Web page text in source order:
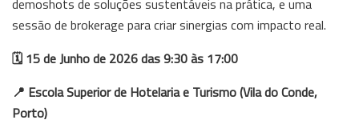
demoshots de soluções sustentáveis na prática, e uma
sessão de brokerage para criar sinergias com impacto real.
🗓️ 15 de Junho de 2026 das 9:30 às 17:00
📍 Escola Superior de Hotelaria e Turismo (Vila do Conde,
Porto)